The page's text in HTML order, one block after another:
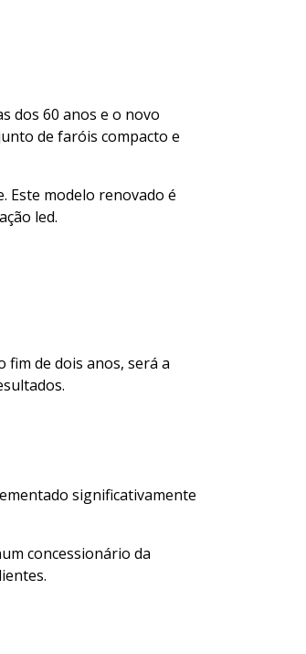
dos 60 anos e o novo
de faróis compacto e
Este modelo renovado é
led.
de dois anos, será a
significativamente
concessionário da